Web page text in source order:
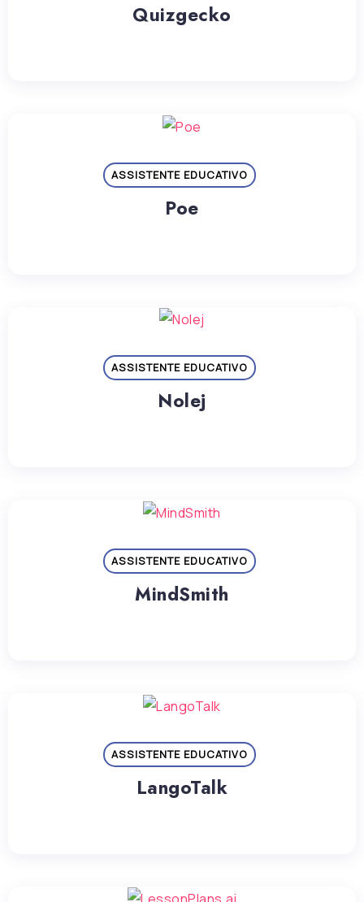
Quizgecko
ASSISTENTE EDUCATIVO
Poe
ASSISTENTE EDUCATIVO
Nolej
ASSISTENTE EDUCATIVO
MindSmith
ASSISTENTE EDUCATIVO
LangoTalk